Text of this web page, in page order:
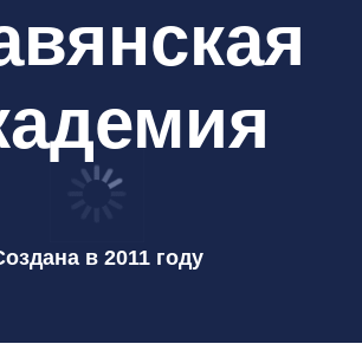
в 2011 году